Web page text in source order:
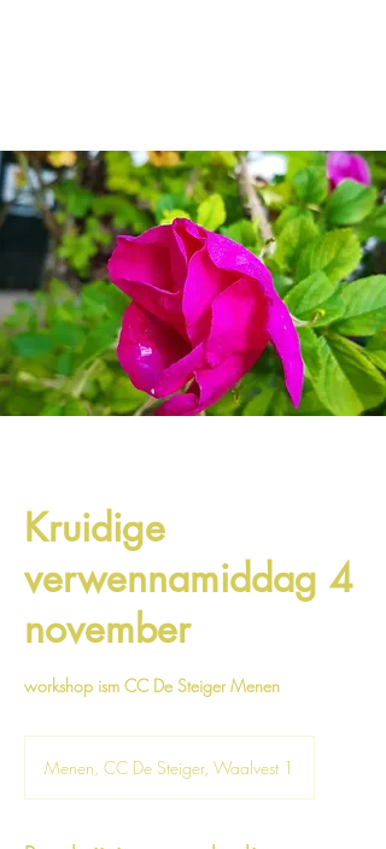
Kruidige
verwennamiddag 4
november
workshop ism CC De Steiger Menen
Menen, CC De Steiger, Waalvest 1